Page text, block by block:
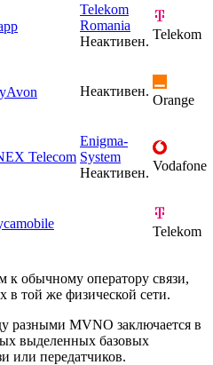
Telekom
Romania
Неактивен. Telekom
Неактивен.
Orange
Telecom
Enigma-
System
Неактивен. Vodafone
Telekom
к обычному оператору связи,
в той же физической сети.
разными MVNO заключается в
выделенных базовых
или передатчиков.